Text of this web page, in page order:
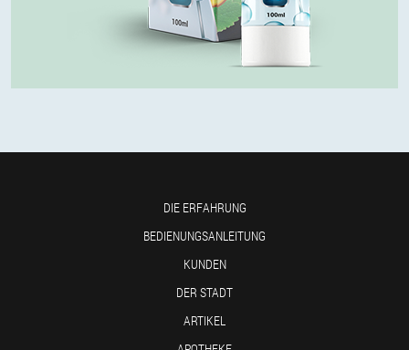
DIE ERFAHRUNG
BEDIENUNGSANLEITUNG
KUNDEN
DER STADT
ARTIKEL